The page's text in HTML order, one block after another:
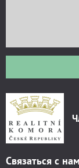
Связаться с